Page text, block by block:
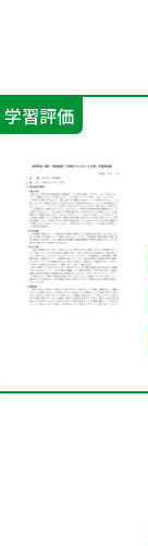
学習評価